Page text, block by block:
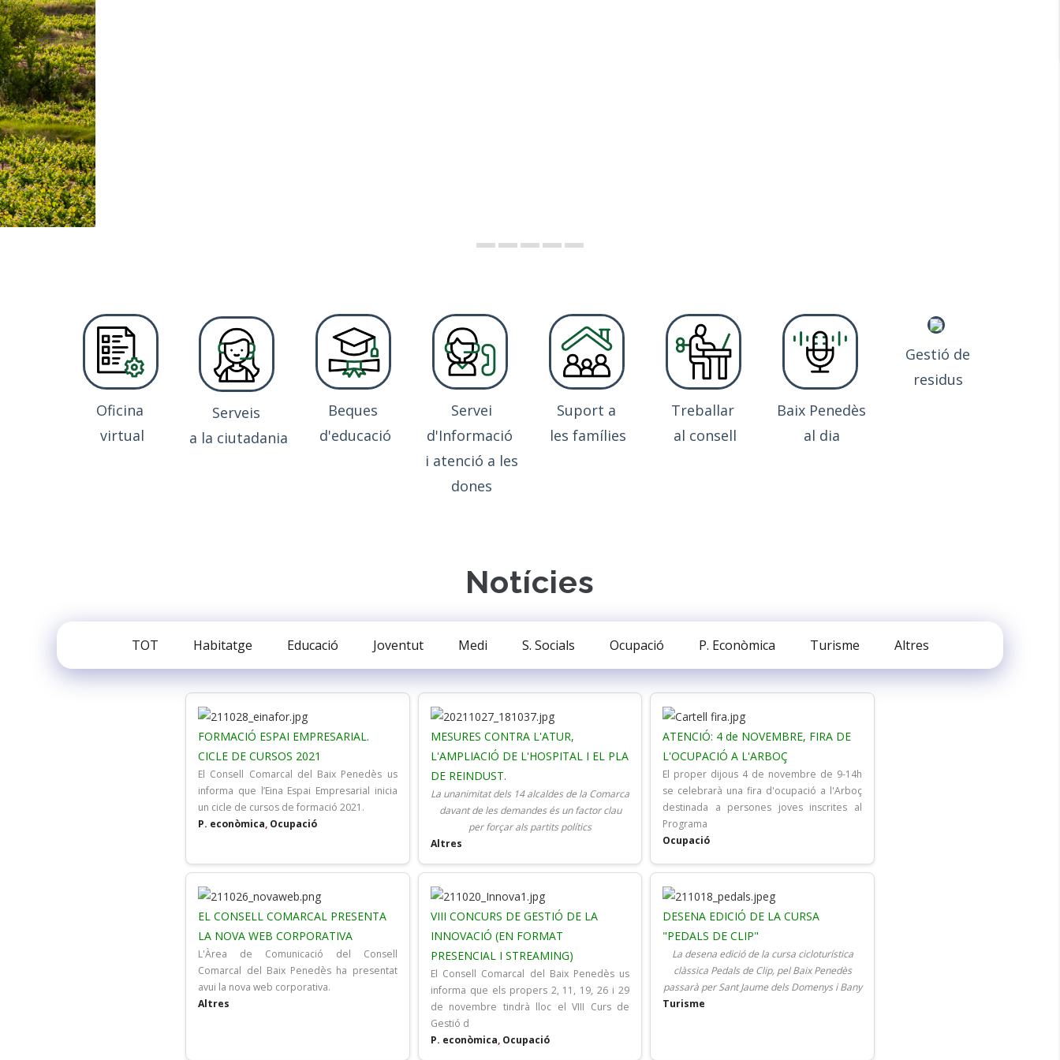
Oficina
virtual
Serveis
a la ciutadania
Beques
d'educació
Servei
d'Informació
i atenció a les
dones
Suport a
les famílies
Treballar
al consell
Baix Penedès
al dia
Gestió de
residus
Notícies
TOT Habitatge Educació Joventut Medi S. Socials Ocupació P. Econòmica Turisme Altres
FORMACIÓ ESPAI EMPRESARIAL.
CICLE DE CURSOS 2021
El Consell Comarcal del Baix Penedès us
informa que l’Eina Espai Empresarial inicia
un cicle de cursos de formació 2021.
P. econòmica, Ocupació
MESURES CONTRA L'ATUR,
L'AMPLIACIÓ DE L'HOSPITAL I EL PLA
DE REINDUST.
La unanimitat dels 14 alcaldes de la Comarca
davant de les demandes és un factor clau
per forçar als partits polítics
Altres
ATENCIÓ: 4 de NOVEMBRE, FIRA DE
L'OCUPACIÓ A L'ARBOÇ
El proper dijous 4 de novembre de 9-14h
se celebrarà una fira d'ocupació a l'Arboç
destinada a persones joves inscrites al
Programa
Ocupació
EL CONSELL COMARCAL PRESENTA
LA NOVA WEB CORPORATIVA
L'Àrea de Comunicació del Consell
Comarcal del Baix Penedès ha presentat
avui la nova web corporativa.
Altres
VIII CONCURS DE GESTIÓ DE LA
INNOVACIÓ (EN FORMAT
PRESENCIAL I STREAMING)
El Consell Comarcal del Baix Penedès us
informa que els propers 2, 11, 19, 26 i 29
de novembre tindrà lloc el VIII Curs de
Gestió d
P. econòmica, Ocupació
DESENA EDICIÓ DE LA CURSA
"PEDALS DE CLIP"
La desena edició de la cursa cicloturística
clàssica Pedals de Clip, pel Baix Penedès
passarà per Sant Jaume dels Domenys i Bany
Turisme